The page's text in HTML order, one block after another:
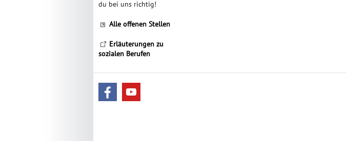
du bei uns richtig!
Alle offenen Stellen
Erläuterungen zu
sozialen Berufen